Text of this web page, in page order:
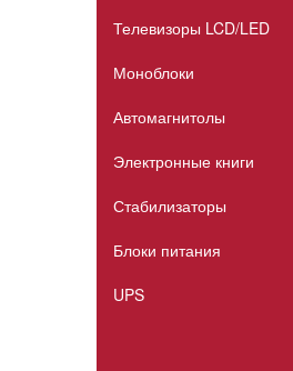
Телевизоры LCD/LED
Моноблоки
Автомагнитолы
Электронные книги
Стабилизаторы
Блоки питания
UPS